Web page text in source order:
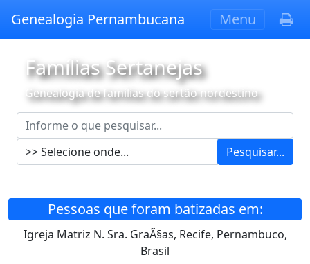
Genealogia Pernambucana Menu
Famílias Sertanejas
Genealogia de famílias do sertão nordestino
Pesquisar...
Pessoas que foram batizadas em:
Igreja Matriz N. Sra. GraÃ§as, Recife, Pernambuco,
Brasil